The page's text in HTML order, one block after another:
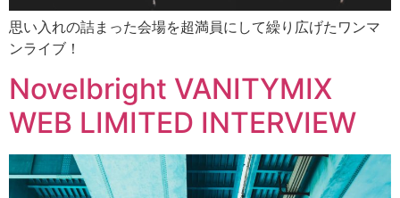
思い入れの詰まった会場を超満員にして繰り広げたワンマ
ンライブ！
Novelbright VANITYMIX
WEB LIMITED INTERVIEW